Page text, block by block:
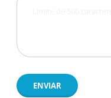
ENVIAR